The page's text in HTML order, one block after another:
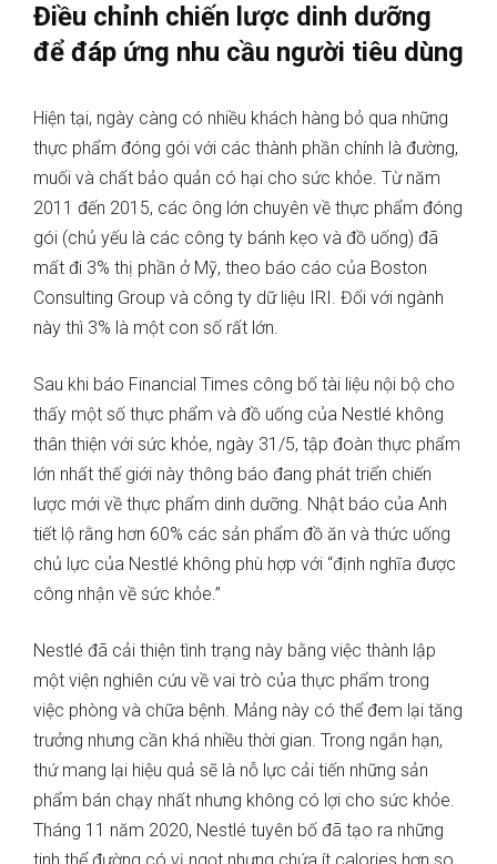
Điều chỉnh chiến lược dinh dưỡng
để đáp ứng nhu cầu người tiêu dùng
Hiện tại, ngày càng có nhiều khách hàng bỏ qua những
thực phẩm đóng gói với các thành phần chính là đường,
muối và chất bảo quản có hại cho sức khỏe. Từ năm
2011 đến 2015, các ông lớn chuyên về thực phẩm đóng
gói (chủ yếu là các công ty bánh kẹo và đồ uống) đã
mất đi 3% thị phần ở Mỹ, theo báo cáo của Boston
Consulting Group và công ty dữ liệu IRI. Đối với ngành
này thì 3% là một con số rất lớn.
Sau khi báo Financial Times công bố tài liệu nội bộ cho
thấy một số thực phẩm và đồ uống của Nestlé không
thân thiện với sức khỏe, ngày 31/5, tập đoàn thực phẩm
lớn nhất thế giới này thông báo đang phát triển chiến
lược mới về thực phẩm dinh dưỡng. Nhật báo của Anh
tiết lộ rằng hơn 60% các sản phẩm đồ ăn và thức uống
chủ lực của Nestlé không phù hợp với “định nghĩa được
công nhận về sức khỏe.”
Nestlé đã cải thiện tình trạng này bằng việc thành lập
một viện nghiên cứu về vai trò của thực phẩm trong
việc phòng và chữa bệnh. Mảng này có thể đem lại tăng
trưởng nhưng cần khá nhiều thời gian. Trong ngắn hạn,
thứ mang lại hiệu quả sẽ là nỗ lực cải tiến những sản
phẩm bán chạy nhất nhưng không có lợi cho sức khỏe.
Tháng 11 năm 2020, Nestlé tuyên bố đã tạo ra những